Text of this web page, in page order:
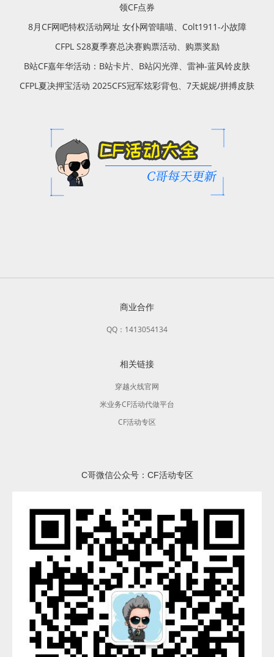
领CF点券
8月CF网吧特权活动网址 女仆网管喵喵、Colt1911-小故障
CFPL S28夏季赛总决赛购票活动、购票奖励
B站CF嘉年华活动：B站卡片、B站闪光弹、雷神-蓝风铃皮肤
CFPL夏决押宝活动 2025CFS冠军炫彩背包、7天妮妮/拼搏皮肤
商业合作
QQ：1413054134
相关链接
穿越火线官网
米业务CF活动代做平台
CF活动专区
C哥微信公众号：CF活动专区